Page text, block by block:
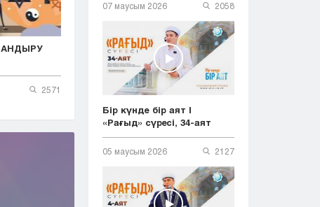
2571
07 маусым 2026 2058
Бір күнде бір аят |
«Рағыд» сүресі, 34-аят
05 маусым 2026 2127